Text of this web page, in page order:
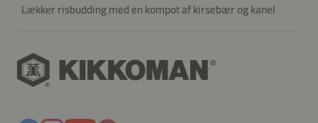
Lækker risbudding med en kompot af kirsebær og kanel